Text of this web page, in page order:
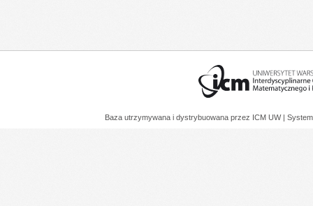
Baza utrzymywana i dystrybuowana przez ICM UW |